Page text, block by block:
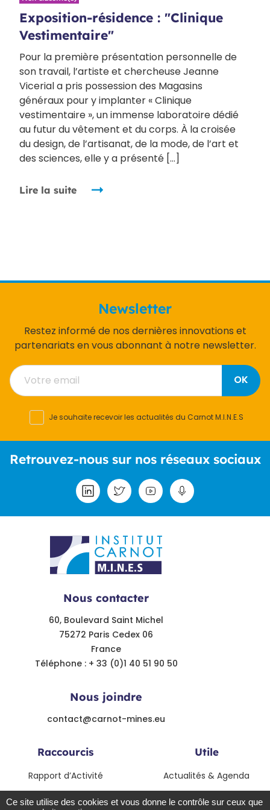
Exposition-résidence : "Clinique
Vestimentaire"
Pour la première présentation personnelle de
son travail, l’artiste et chercheuse Jeanne
Vicerial a pris possession des Magasins
généraux pour y implanter « Clinique
vestimentaire », un immense laboratoire dédié
au futur du vêtement et du corps. À la croisée
du design, de l’artisanat, de la mode, de l’art et
des sciences, elle y a présenté […]
Lire la suite
Newsletter
Restez informé de nos dernières innovations et
partenariats en vous abonnant à notre newsletter.
OK
Je souhaite recevoir les actualités du Carnot M.I.N.E.S
Retrouvez-nous sur nos réseaux sociaux
Nous joindre
contact@carnot-mines.eu
Nous contacter
60, Boulevard Saint Michel
75272 Paris Cedex 06
France
Téléphone : + 33 (0)1 40 51 90 50
Raccourcis
Rapport d’Activité
Modalités de collaboration
Utile
Actualités & Agenda
Contact
Ce site utilise des cookies et vous donne le contrôle sur ceux que